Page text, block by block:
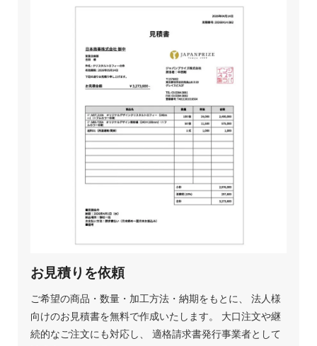
お見積りを依頼
ご希望の商品・数量・加工方法・納期をもとに、 法人様
向けのお見積書を無料で作成いたします。 大口注文や継
続的なご注文にも対応し、 適格請求書発行事業者として